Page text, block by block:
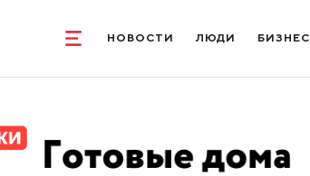
НОВОСТИ ЛЮДИ БИЗНЕС